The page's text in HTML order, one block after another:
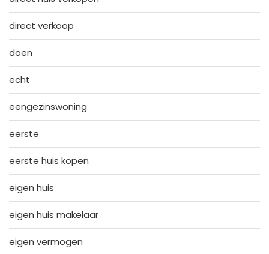
direct verkoop
doen
echt
eengezinswoning
eerste
eerste huis kopen
eigen huis
eigen huis makelaar
eigen vermogen